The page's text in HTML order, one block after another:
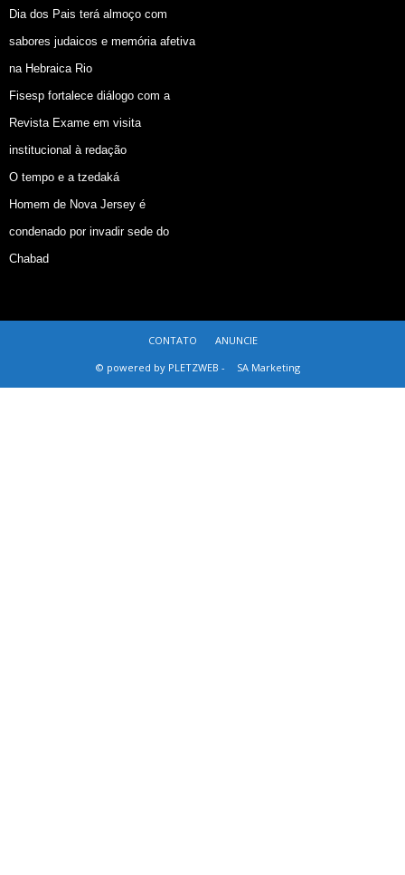
Dia dos Pais terá almoço com
sabores judaicos e memória afetiva
na Hebraica Rio
Fisesp fortalece diálogo com a
Revista Exame em visita
institucional à redação
O tempo e a tzedaká
Homem de Nova Jersey é
condenado por invadir sede do
Chabad
CONTATO
ANUNCIE
© powered by PLETZWEB -
SA Marketing